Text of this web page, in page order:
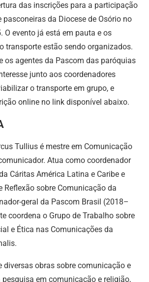
das inscrições para a participação
pasconeiras da Diocese de Osório no
O evento já está em pauta e os
transporte estão sendo organizados.
os agentes da Pascom das paróquias
junto aos coordenadores
o transporte em grupo, e
online no link disponível abaixo.
Tullius é mestre em Comunicação
Atua como coordenador
Cáritas América Latina e Caribe e
Reflexão sobre Comunicação da
geral da Pascom Brasil (2018–
coordena o Grupo de Trabalho sobre
e Ética nas Comunicações da
diversas obras sobre comunicação e
pesquisa em comunicação e religião,